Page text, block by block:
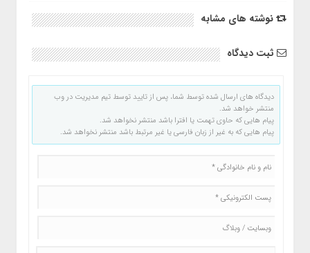
نوشته های مشابه
ثبت دیدگاه
دیدگاه های ارسال شده توسط شما، پس از تایید توسط تیم مدیریت در وب
منتشر خواهد شد.
پیام هایی که حاوی تهمت یا افترا باشد منتشر نخواهد شد.
پیام هایی که به غیر از زبان فارسی یا غیر مرتبط باشد منتشر نخواهد شد.